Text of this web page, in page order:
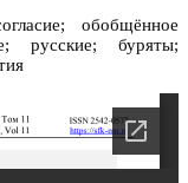
обобщённое
русские; буряты;